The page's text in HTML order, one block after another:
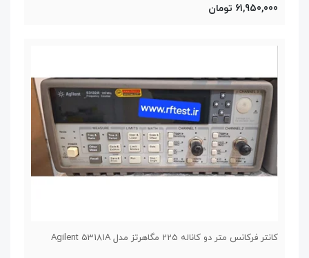
61,950,000 تومان
کانتر فرکانس متر دو کاناله 225 مگاهرتز مدل Agilent 53181A